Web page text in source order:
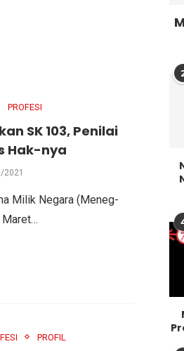
PROFESI
SK 103, Penilai
Hak-nya
2021
Milik Negara (Meneg-
Maret…
PROFIL